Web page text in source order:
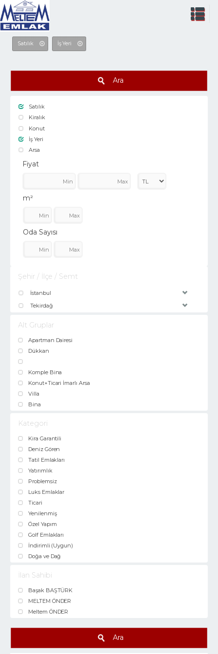
Satılık İş Yeri
Ara
Satılık
Kiralık
Konut
İş Yeri
Arsa
Fiyat
m²
Oda Sayısı
Şehir / İlçe / Semt
İstanbul
Tekirdağ
Alt Gruplar
Apartman Dairesi
Dükkan
Komple Bina
Konut+Ticari İmarlı Arsa
Villa
Bina
Kategori
Kira Garantili
Deniz Gören
Tatil Emlakları
Yatırımlık
Problemsiz
Luks Emlaklar
Ticari
Yenilenmiş
Özel Yapım
Golf Emlakları
İndirimli (Uygun)
Doğa ve Dağ
İlan Sahibi
Başak BAŞTÜRK
MELTEM ÖNDER
Meltem ÖNDER
Ara